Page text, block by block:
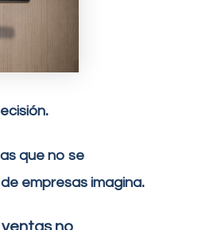
.
que no se
empresas imagina.